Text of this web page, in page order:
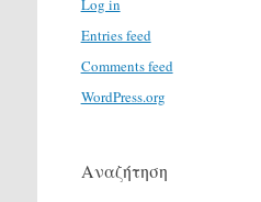
Log in
Entries feed
Comments feed
WordPress.org
Αναζήτηση